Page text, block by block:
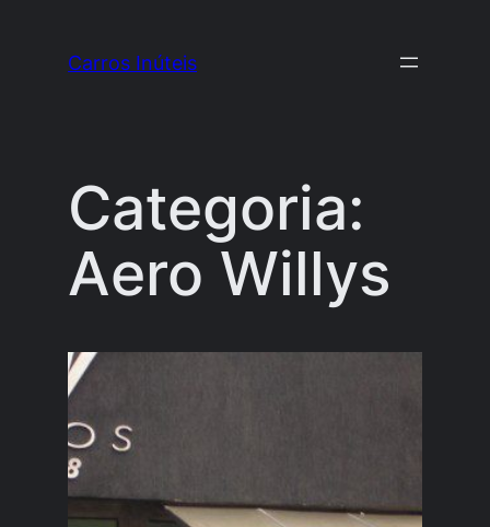
Carros Inúteis
Categoria:
Aero Willys